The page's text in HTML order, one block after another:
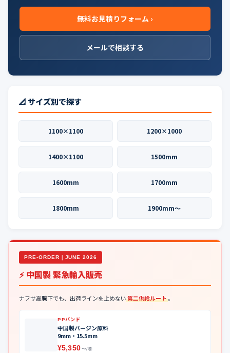
無料お見積りフォーム ›
メールで相談する
📐 サイズ別で探す
1100×1100 1200×1000
1400×1100 1500mm
1600mm 1700mm
1800mm 1900mm〜
PRE-ORDER｜JUNE 2026
⚡ 中国製 緊急輸入販売
ナフサ高騰下でも、出荷ラインを止めない第二供給ルート。
PPバンド
中国製バージン原料
9mm・15.5mm
¥5,350 〜/巻